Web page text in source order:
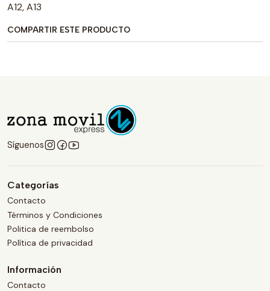
A12, A13
COMPARTIR ESTE PRODUCTO
Síguenos
Categorías
Contacto
Términos y Condiciones
Politica de reembolso
Política de privacidad
Información
Contacto